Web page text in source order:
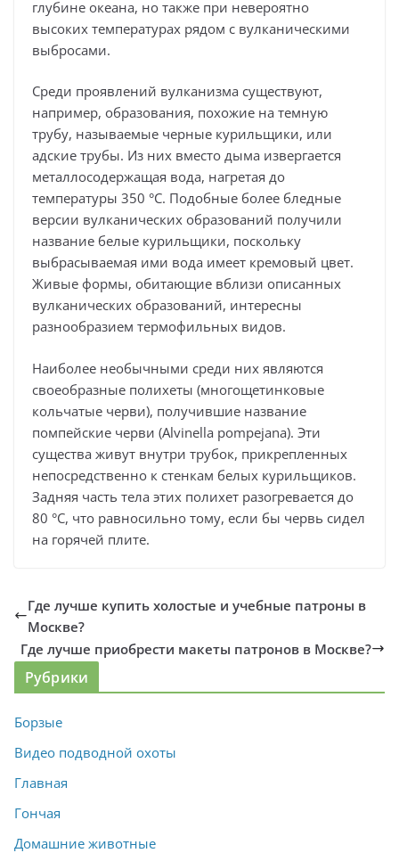
глубине океана, но также при невероятно
высоких температурах рядом с вулканическими
выбросами.
Среди проявлений вулканизма существуют,
например, образования, похожие на темную
трубу, называемые черные курильщики, или
адские трубы. Из них вместо дыма извергается
металлосодержащая вода, нагретая до
температуры 350 °С. Подобные более бледные
версии вулканических образований получили
название белые курильщики, поскольку
выбрасываемая ими вода имеет кремовый цвет.
Живые формы, обитающие вблизи описанных
вулканических образований, интересны
разнообразием термофильных видов.
Наиболее необычными среди них являются
своеобразные полихеты (многощетинковые
кольчатые черви), получившие название
помпейские черви (Alvinella pompejana). Эти
существа живут внутри трубок, прикрепленных
непосредственно к стенкам белых курильщиков.
Задняя часть тела этих полихет разогревается до
80 °С, что равносильно тому, если бы червь сидел
на горячей плите.
Где лучше купить холостые и учебные патроны в
Москве?
Где лучше приобрести макеты патронов в Москве?
Рубрики
Борзые
Видео подводной охоты
Главная
Гончая
Домашние животные